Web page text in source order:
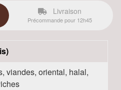
Livraison
Précommande pour 12h45
viandes, oriental, halal,